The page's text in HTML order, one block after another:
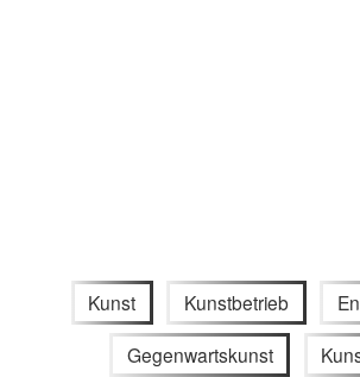
Kunst Kunstbetrieb
Gegenwartskunst